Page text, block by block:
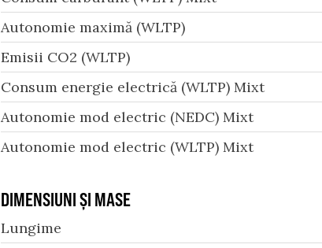
Autonomie maximă (WLTP)
Emisii CO2 (WLTP)
Consum energie electrică (WLTP) Mixt
Autonomie mod electric (NEDC) Mixt
Autonomie mod electric (WLTP) Mixt
DIMENSIUNI ȘI MASE
Lungime